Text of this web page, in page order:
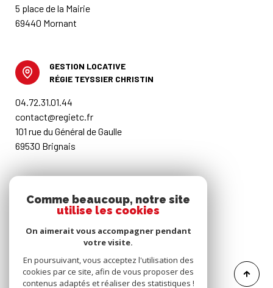
5 place de la Mairie
69440 Mornant
GESTION LOCATIVE
RÉGIE TEYSSIER CHRISTIN
04.72.31.01.44
contact@regietc.fr
101 rue du Général de Gaulle
69530 Brignais
Nos honoraires
Mentions légales
Comme beaucoup, notre site
utilise les cookies
On aimerait vous accompagner pendant
votre visite.
En poursuivant, vous acceptez l'utilisation des
cookies par ce site, afin de vous proposer des
contenus adaptés et réaliser des statistiques !